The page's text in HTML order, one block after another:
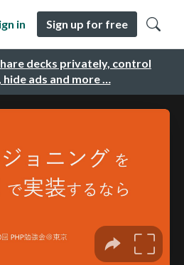
decks privately, control
ads and more …
in Sign up for free